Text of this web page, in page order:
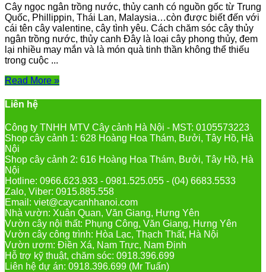
Cây ngọc ngân trồng nước, thủy canh có nguồn gốc từ Trung
Quốc, Phillippin, Thái Lan, Malaysia…còn được biết đến với
cái tên cây valentine, cây tình yêu. Cách chăm sóc cây thủy
ngân trồng nước, thủy canh Đây là loại cây phong thủy, đem
lại nhiều may mắn và là món quà tinh thần không thể thiếu
trong cuộc ...
Read More »
Liên hệ
Công ty TNHH MTV Cây cảnh Hà Nội - MST: 0105573223
Shop cây cảnh 1: 628 Hoàng Hoa Thám, Bưởi, Tây Hồ, Hà
Nội
Shop cây cảnh 2: 616 Hoàng Hoa Thám, Bưởi, Tây Hồ, Hà
Nội
Hotline: 0966.623.933 - 0981.525.055 - (04) 6683.5533
Zalo, Viber: 0915.885.558
Email: viet@caycanhhanoi.com
Nhà vườn: Xuân Quan, Văn Giang, Hưng Yên
Vườn cây nội thất: Phụng Công, Văn Giang, Hưng Yên
Vườn cây công trình: Hòa Lạc, Thạch Thất, Hà Nội
Vườn ươm: Điền Xá, Nam Trực, Nam Định
Hỗ trợ kỹ thuật, chăm sóc: 0918.396.699
Liên hệ dự án: 0918.396.699 (Mr Tuấn)